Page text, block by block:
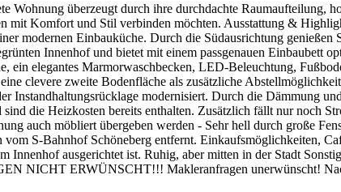
überzeugt durch ihre durchdachte Raumaufteilung,
mit Komfort und Stil verbinden möchten. Ausstattung &
modernen Einbauküche. Durch die Südausrichtung genießen
Innenhof und bietet mit einem passgenauen Einbaubett
ein elegantes Marmorwaschbecken, LED-Beleuchtung,
clevere zweite Bodenfläche als zusätzliche
modernisiert. Durch die Dämmung
die Heizkosten bereits enthalten. Zusätzlich fällt nur noch
auch möbliert übergeben werden - Sehr hell durch große
S-Bahnhof Schöneberg entfernt. Einkaufsmöglichkeiten,
ausgerichtet ist. Ruhig, aber mitten in der Stadt
NICHT ERWÜNSCHT!!! Makleranfragen unerwünscht!